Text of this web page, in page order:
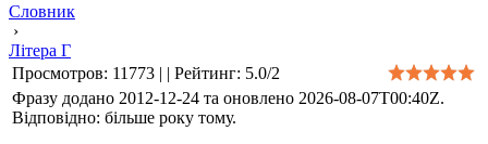
Словник
›
Літера Г
Просмотров: 11773 | | Рейтинг: 5.0/2
Фразу додано 2012-12-24 та оновлено 2026-08-07T00:40Z.
Відповідно: більше року тому.